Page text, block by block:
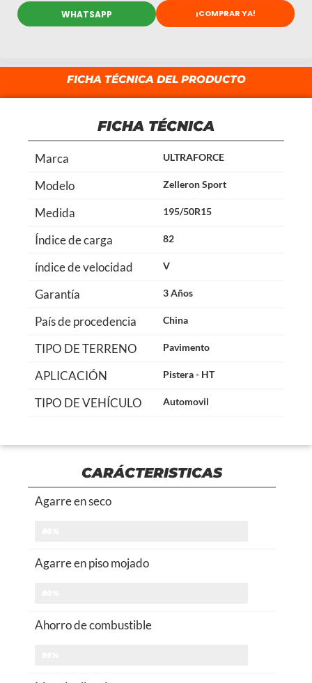
WHATSAPP ¡COMPRAR YA!
FICHA TÉCNICA DEL PRODUCTO
FICHA TÉCNICA
Marca ULTRAFORCE
Modelo Zelleron Sport
Medida 195/50R15
Índice de carga 82
índice de velocidad V
Garantía 3 Años
País de procedencia China
TIPO DE TERRENO Pavimento
APLICACIÓN Pistera - HT
TIPO DE VEHÍCULO Automovil
CARÁCTERISTICAS
Agarre en seco
Agarre en piso mojado
Ahorro de combustible